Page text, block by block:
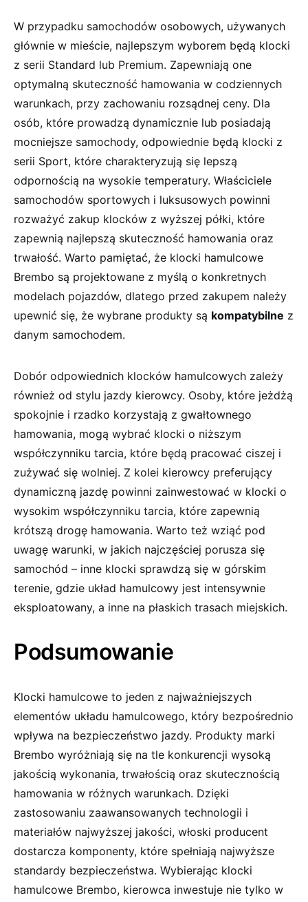
W przypadku samochodów osobowych, używanych
głównie w mieście, najlepszym wyborem będą klocki
z serii Standard lub Premium. Zapewniają one
optymalną skuteczność hamowania w codziennych
warunkach, przy zachowaniu rozsądnej ceny. Dla
osób, które prowadzą dynamicznie lub posiadają
mocniejsze samochody, odpowiednie będą klocki z
serii Sport, które charakteryzują się lepszą
odpornością na wysokie temperatury. Właściciele
samochodów sportowych i luksusowych powinni
rozważyć zakup klocków z wyższej półki, które
zapewnią najlepszą skuteczność hamowania oraz
trwałość. Warto pamiętać, że klocki hamulcowe
Brembo są projektowane z myślą o konkretnych
modelach pojazdów, dlatego przed zakupem należy
upewnić się, że wybrane produkty są kompatybilne z
danym samochodem.
Dobór odpowiednich klocków hamulcowych zależy
również od stylu jazdy kierowcy. Osoby, które jeżdżą
spokojnie i rzadko korzystają z gwałtownego
hamowania, mogą wybrać klocki o niższym
współczynniku tarcia, które będą pracować ciszej i
zużywać się wolniej. Z kolei kierowcy preferujący
dynamiczną jazdę powinni zainwestować w klocki o
wysokim współczynniku tarcia, które zapewnią
krótszą drogę hamowania. Warto też wziąć pod
uwagę warunki, w jakich najczęściej porusza się
samochód – inne klocki sprawdzą się w górskim
terenie, gdzie układ hamulcowy jest intensywnie
eksploatowany, a inne na płaskich trasach miejskich.
Podsumowanie
Klocki hamulcowe to jeden z najważniejszych
elementów układu hamulcowego, który bezpośrednio
wpływa na bezpieczeństwo jazdy. Produkty marki
Brembo wyróżniają się na tle konkurencji wysoką
jakością wykonania, trwałością oraz skutecznością
hamowania w różnych warunkach. Dzięki
zastosowaniu zaawansowanych technologii i
materiałów najwyższej jakości, włoski producent
dostarcza komponenty, które spełniają najwyższe
standardy bezpieczeństwa. Wybierając klocki
hamulcowe Brembo, kierowca inwestuje nie tylko w